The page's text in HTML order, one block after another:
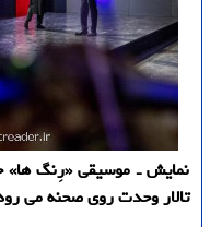
تالار وحدت روی صحنه می